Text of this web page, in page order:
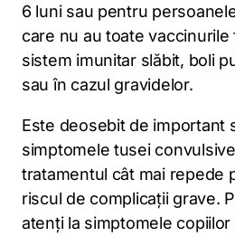
6 luni sau pentru
care nu au toate vaccinurile
sistem imunitar slăbit, boli
sau în cazul gravidelor.
Este deosebit de important
simptomele tusei
tratamentul cât mai repede
riscul de complicații grave.
atenți la simptomele copiilor